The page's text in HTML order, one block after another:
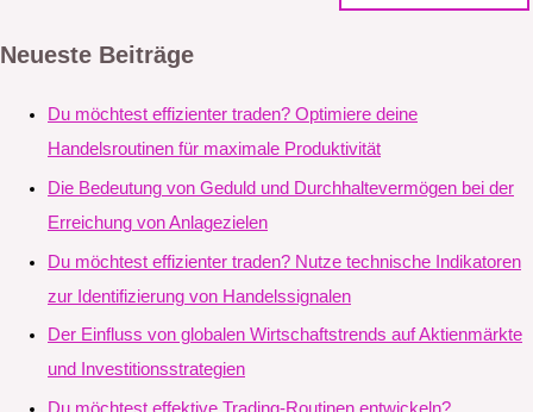
Neueste Beiträge
Du möchtest effizienter traden? Optimiere deine
Handelsroutinen für maximale Produktivität
Die Bedeutung von Geduld und Durchhaltevermögen bei der
Erreichung von Anlagezielen
Du möchtest effizienter traden? Nutze technische Indikatoren
zur Identifizierung von Handelssignalen
Der Einfluss von globalen Wirtschaftstrends auf Aktienmärkte
und Investitionsstrategien